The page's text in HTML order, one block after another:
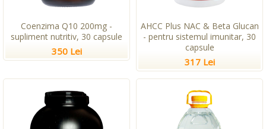
Coenzima Q10 200mg -
supliment nutritiv, 30 capsule
350 Lei
AHCC Plus NAC & Beta Glucan
- pentru sistemul imunitar, 30
capsule
317 Lei